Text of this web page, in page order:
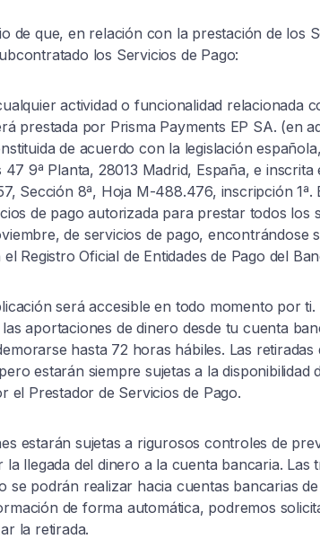
de que, en relación con la prestación de los
los Servicios de Pago:
actividad o funcionalidad relacionada
prestada por Prisma Payments EP SA. (en
de acuerdo con la legislación
47 9ª Planta, 28013 Madrid, España, e
Sección 8ª, Hoja M-488.476, inscripción
de pago autorizada para prestar todos los
de servicios de pago, encontrándose
Registro Oficial de Entidades de Pago del
será accesible en todo momento por
aportaciones de dinero desde tu cuenta
hasta 72 horas hábiles. Las
estarán siempre sujetas a la disponibilidad
el Prestador de Servicios de Pago.
estarán sujetas a rigurosos controles de
llegada del dinero a la cuenta bancaria.
se podrán realizar hacia cuentas bancarias
de forma automática, podremos
la retirada.